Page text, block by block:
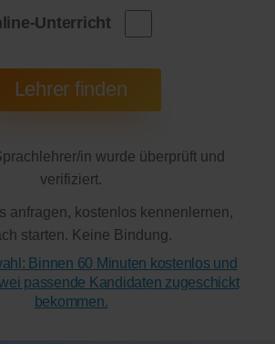
Unterricht
in wurde überprüft und
verifiziert.
anfragen, kostenlos kennenlernen,
starten. Keine Bindung.
Binnen 60 Minuten kostenlos und
passende Kandidaten zugeschickt
bekommen.